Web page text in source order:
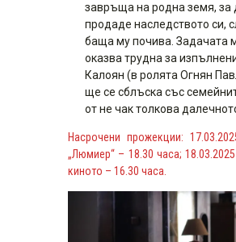
завръща на родна земя, за
продаде наследството си,
баща му почива. Задачата
оказва трудна за
Калоян (в ролята Огнян
ще се сблъска със
от не чак толкова
Насрочени прожекции:
„Люмиер“ – 18.30 часа;
киното – 16.30 часа.